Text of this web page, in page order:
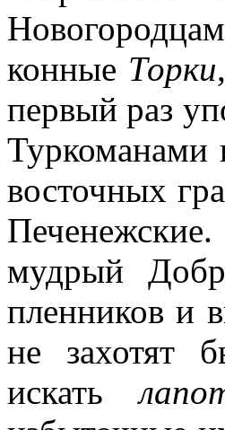
конные Торки
первый раз
Туркоманами
восточных
мудрый
пленников и
не захотят
искать